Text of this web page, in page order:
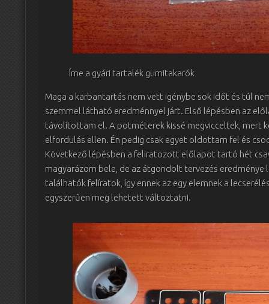
Íme a gyári tartalék gumitakarók
Maga a karbantartás nem vett igénybe sok időt és túl
szemmel látható eredménnyel járt. Első lépésben az
távolítottam el. A potméterek kissé megvicceltek, mert
elfordulás ellen. Én pedig csak egyet oldottam fel és
Következő lépésben a feliratozott előlapot tartó hét
magyarázom bele, de az átgondolt tervezés eredménye
találhatók felíratok, így ennek az egy elemnek a
egyszerűen meg lehetett változtatni.